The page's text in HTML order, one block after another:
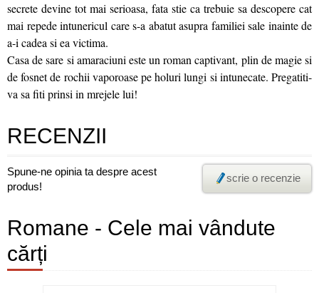
secrete devine tot mai serioasa, fata stie ca trebuie sa descopere cat
mai repede intunericul care s-a abatut asupra familiei sale inainte de
a-i cadea si ea victima.
Casa de sare si amaraciuni este un roman captivant, plin de magie si
de fosnet de rochii vaporoase pe holuri lungi si intunecate. Pregatiti-
va sa fiti prinsi in mrejele lui!
RECENZII
Spune-ne opinia ta despre acest
produs!
scrie o recenzie
Romane - Cele mai vândute
cărți